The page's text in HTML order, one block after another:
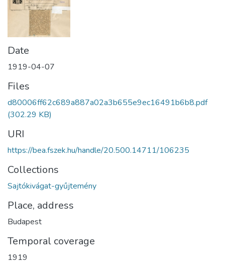
Date
1919-04-07
Files
d80006ff62c689a887a02a3b655e9ec16491b6b8.pdf
(302.29 KB)
URI
https://bea.fszek.hu/handle/20.500.14711/106235
Collections
Sajtókivágat-gyűjtemény
Place, address
Budapest
Temporal coverage
1919